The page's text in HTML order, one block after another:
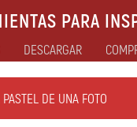
PARA
DESCARGAR
PASTEL DE UNA FOTO